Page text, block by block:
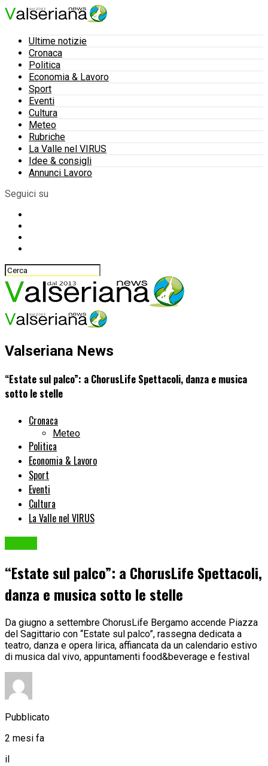
Ultime notizie
Cronaca
Politica
Economia & Lavoro
Sport
Eventi
Cultura
Meteo
Rubriche
La Valle nel VIRUS
Idee & consigli
Annunci Lavoro
Seguici su
Valseriana News
“Estate sul palco”: a ChorusLife Spettacoli, danza e musica
sotto le stelle
Cronaca
Meteo
Politica
Economia & Lavoro
Sport
Eventi
Cultura
La Valle nel VIRUS
“Estate sul palco”: a ChorusLife Spettacoli,
danza e musica sotto le stelle
Da giugno a settembre ChorusLife Bergamo accende Piazza
del Sagittario con “Estate sul palco”, rassegna dedicata a
teatro, danza e opera lirica, affiancata da un calendario estivo
di musica dal vivo, appuntamenti food&beverage e festival
Pubblicato
2 mesi fa
il